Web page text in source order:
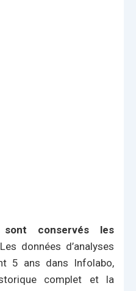
conservés les
Les données d’analyses
5 ans dans Infolabo,
complet et la